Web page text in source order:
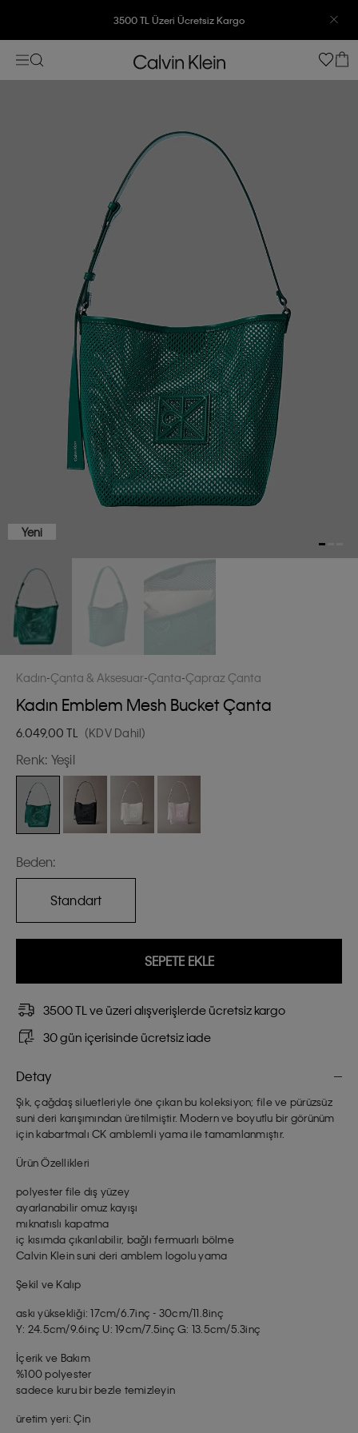
3500 TL Üzeri Ücretsiz Kargo
7500 TL Ve Üzeri Alışverişlerinizde 6 Taksit İmkanı
Yeni
Kadın Çanta & Aksesuar Çanta Çapraz Çanta
Kadın Emblem Mesh Bucket Çanta
6.049,00 TL (KDV Dahil)
Renk: Yeşil
Beden:
Standart
SEPETE EKLE
3500 TL ve üzeri alışverişlerde ücretsiz kargo
30 gün içerisinde ücretsiz iade
Detay
Şık, çağdaş siluetleriyle öne çıkan bu koleksiyon; file ve pürüzsüz
suni deri karışımından üretilmiştir. Modern ve boyutlu bir görünüm
için kabartmalı CK amblemli yama ile tamamlanmıştır.
Ürün Özellikleri
polyester file dış yüzey
ayarlanabilir omuz kayışı
mıknatıslı kapatma
iç kısımda çıkarılabilir, bağlı fermuarlı bölme
Calvin Klein suni deri amblem logolu yama
Şekil ve Kalıp
askı yüksekliği: 17cm/6.7inç - 30cm/11.8inç
Y: 24.5cm/9.6inç U: 19cm/7.5inç G: 13.5cm/5.3inç
İçerik ve Bakım
%100 polyester
sadece kuru bir bezle temizleyin
üretim yeri: Çin